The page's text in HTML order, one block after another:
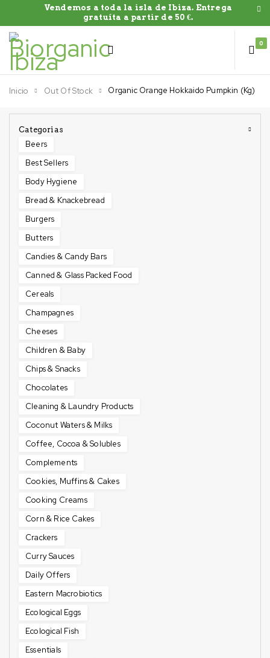
Vendemos a toda la isla de Ibiza. Entrega
gratuíta a partir de 50 €.
0
Inicio Out Of Stock Organic Orange Hokkaido Pumpkin (Kg)
Categorias
Beers
Best Sellers
Body Hygiene
Bread & Knackebread
Burgers
Butters
Candies & Candy Bars
Canned & Glass Packed Food
Cereals
Champagnes
Cheeses
Children & Baby
Chips & Snacks
Chocolates
Cleaning & Laundry Products
Coconut Waters & Milks
Coffee, Cocoa & Solubles
Complements
Cookies, Muffins & Cakes
Cooking Creams
Corn & Rice Cakes
Crackers
Curry Sauces
Daily Offers
Eastern Macrobiotics
Ecological Eggs
Ecological Fish
Essentials